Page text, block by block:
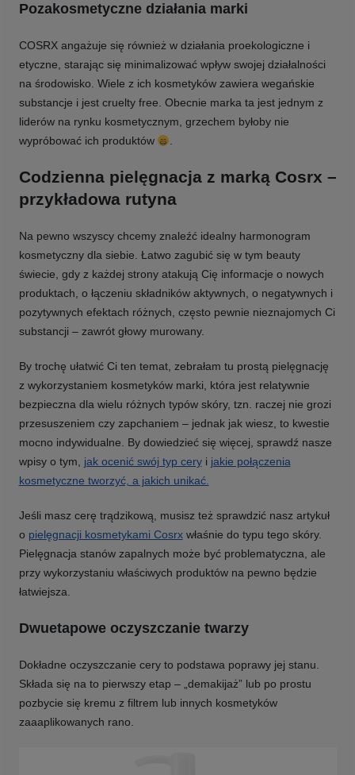
Pozakosmetyczne działania marki
COSRX angażuje się również w działania proekologiczne i
etyczne, starając się minimalizować wpływ swojej działalności
na środowisko. Wiele z ich kosmetyków zawiera wegańskie
substancje i jest cruelty free. Obecnie marka ta jest jednym z
liderów na rynku kosmetycznym, grzechem byłoby nie
wypróbować ich produktów
.
Codzienna pielęgnacja z marką Cosrx –
przykładowa rutyna
Na pewno wszyscy chcemy znaleźć idealny harmonogram
kosmetyczny dla siebie. Łatwo zagubić się w tym beauty
świecie, gdy z każdej strony atakują Cię informacje o nowych
produktach, o łączeniu składników aktywnych, o negatywnych i
pozytywnych efektach różnych, często pewnie nieznajomych Ci
substancji – zawrót głowy murowany.
By trochę ułatwić Ci ten temat, zebrałam tu prostą pielęgnację
z wykorzystaniem kosmetyków marki, która jest relatywnie
bezpieczna dla wielu różnych typów skóry, tzn. raczej nie grozi
przesuszeniem czy zapchaniem – jednak jak wiesz, to kwestie
mocno indywidualne. By dowiedzieć się więcej, sprawdź nasze
wpisy o tym, jak ocenić swój typ ceryi jakie połączenia
kosmetyczne tworzyć, a jakich unikać.
Jeśli masz cerę trądzikową, musisz też sprawdzić nasz artykuł
o pielęgnacji kosmetykami Cosrxwłaśnie do typu tego skóry.
Pielęgnacja stanów zapalnych może być problematyczna, ale
przy wykorzystaniu właściwych produktów na pewno będzie
łatwiejsza.
Dwuetapowe oczyszczanie twarzy
Dokładne oczyszczanie cery to podstawa poprawy jej stanu.
Składa się na to pierwszy etap – „demakijaż” lub po prostu
pozbycie się kremu z filtrem lub innych kosmetyków
zaaaplikowanych rano.